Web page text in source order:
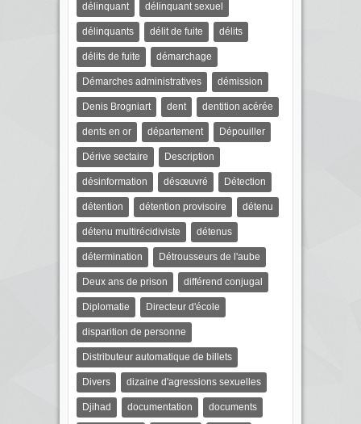
délinquant délinquant sexuel
délinquants délit de fuite délits
délits de fuite démarchage
Démarches administratives démission
Denis Brogniart dent dentition acérée
dents en or département Dépouiller
Dérive sectaire Description
désinformation désœuvré Détection
détention détention provisoire détenu
détenu multirécidiviste détenus
détermination Détrousseurs de l'aube
Deux ans de prison différend conjugal
Diplomatie Directeur d'école
disparition de personne
Distributeur automatique de billets
Divers dizaine d'agressions sexuelles
Djihad documentation documents